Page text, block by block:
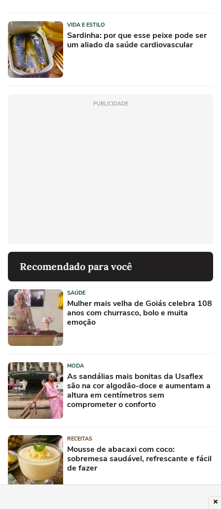
VIDA E ESTILO
Sardinha: por que esse peixe pode ser
um aliado da saúde cardiovascular
PUBLICIDADE
Recomendado para você
SAÚDE
Mulher mais velha de Goiás celebra 108
anos com churrasco, bolo e muita
emoção
MODA
As sandálias mais bonitas da Usaflex
são na cor algodão-doce e aumentam a
altura em centímetros sem
comprometer o conforto
RECEITAS
Mousse de abacaxi com coco:
sobremesa saudável, refrescante e fácil
de fazer